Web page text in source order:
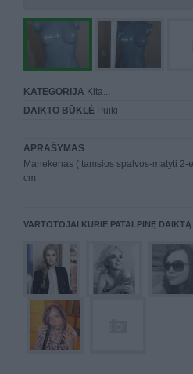
KATEGORIJA Kita...
DAIKTO BŪKLĖ Puiki
APRAŠYMAS
Manekenas ( tamsios spalvos-matyti 2-
cm
VARTOTOJAI KURIE PATALPINĘ